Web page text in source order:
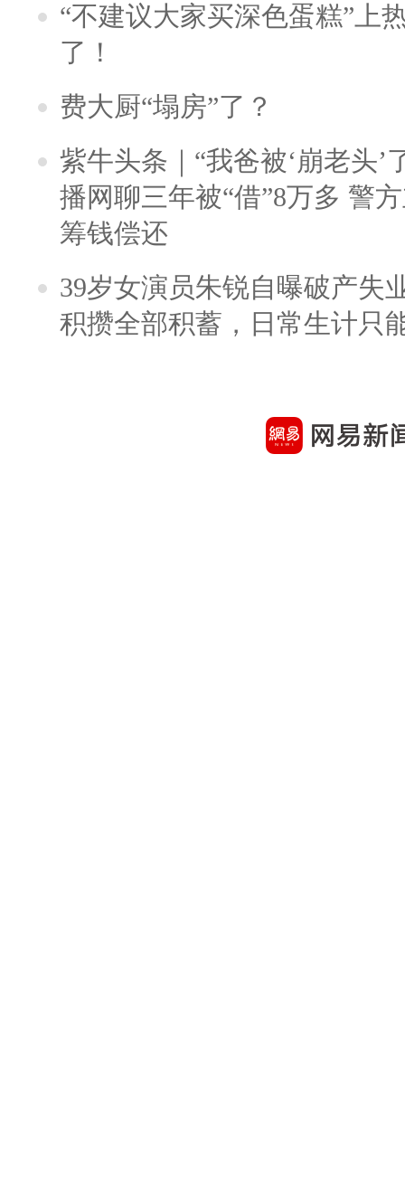
“不建议大家买深色蛋糕”上
了！
费大厨“塌房”了？
紫牛头条｜“我爸被‘崩老头’
播网聊三年被“借”8万多 警
筹钱偿还
39岁女演员朱锐自曝破产失
积攒全部积蓄，日常生计只